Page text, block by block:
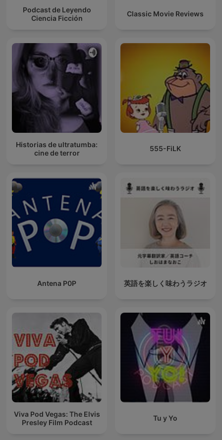
Podcast de Leyendo
Ciencia Ficción
Classic Movie Reviews
Historias de ultratumba:
cine de terror
555-FiLK
Antena P0P 英語を楽しく味わうラジオ
Viva Pod Vegas: The Elvis
Presley Film Podcast
Tu y Yo